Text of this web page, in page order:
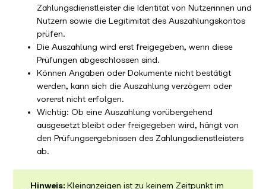
Zahlungsdienstleister die Identität von Nutzerinnen und
Nutzern sowie die Legitimität des Auszahlungskontos
prüfen.
Die Auszahlung wird erst freigegeben, wenn diese
Prüfungen abgeschlossen sind.
Können Angaben oder Dokumente nicht bestätigt
werden, kann sich die Auszahlung verzögern oder
vorerst nicht erfolgen.
Wichtig: Ob eine Auszahlung vorübergehend
ausgesetzt bleibt oder freigegeben wird, hängt von
den Prüfungsergebnissen des Zahlungsdienstleisters
ab.
Hinweis:Kleinanzeigen ist zu keinem Zeitpunkt im